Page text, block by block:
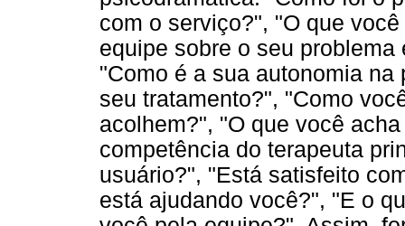
com o serviço?", "O que
equipe sobre o seu
"Como é a sua autonomia
seu tratamento?", "Como
acolhem?", "O que você
competência do terapeuta
usuário?", "Está satisfeito
está ajudando você?", "E o